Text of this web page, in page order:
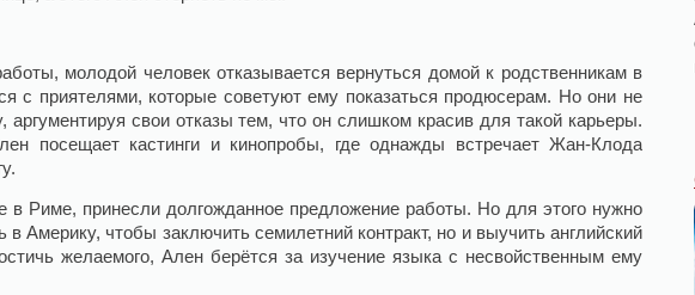
молодой человек отказывается вернуться домой к родственникам в
с приятелями, которые советуют ему показаться продюсерам. Но они не
аргументируя свои отказы тем, что он слишком красив для такой карьеры.
посещает кастинги и кинопробы, где однажды встречает Жан-Клода
в Риме, принесли долгожданное предложение работы. Но для этого нужно
Америку, чтобы заключить семилетний контракт, но и выучить английский
желаемого, Ален берётся за изучение языка с несвойственным ему